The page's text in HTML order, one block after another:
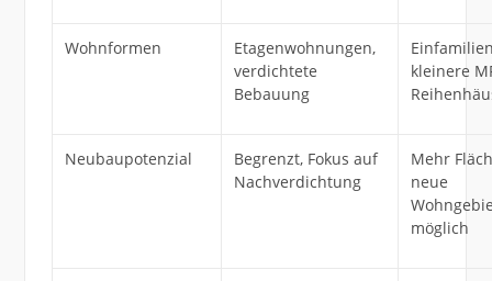
Wohnformen
Etagenwohnungen,
verdichtete
Bebauung
kleinere
Neubaupotenzial
Begrenzt, Fokus auf
Nachverdichtung
Mehr
neue
möglich